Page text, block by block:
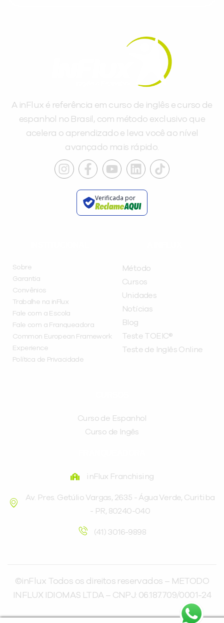
A inFlux é referência em curso de inglês e curso de
espanhol no Brasil, com método exclusivo que
acelera o aprendizado e leva você ao nível
avançado mais rápido.
Verificada por
Sobre
Garantia
Convênios
Trabalhe na inFlux
Fale com a Escola
Fale com a Franqueadora
Common European Framework
Experience
Política de Privacidade
Método
Cursos
Unidades
Notícias
Blog
Teste TOEIC®
Teste de Inglês Online
Curso de Espanhol
Curso de Ingês
inFlux Franchising
Av. Pres. Getúlio Vargas, 2635 - Água Verde, Curitiba
- PR, 80240-040
(41) 3016-9898
©inFlux Todos os direitos reservados – METODO
INFLUX IDIOMAS LTDA – CNPJ: 06.187.709/0001-24